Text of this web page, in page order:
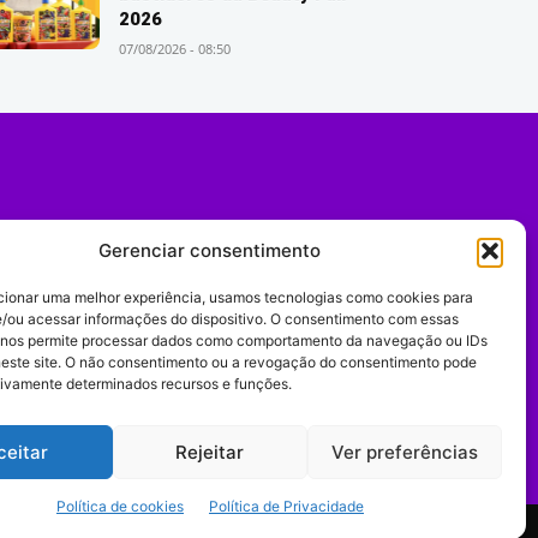
Gerenciar consentimento
uma melhor experiência, usamos tecnologias como cookies para
ou acessar informações do dispositivo. O consentimento com essas
permite processar dados como comportamento da navegação ou IDs
site. O não consentimento ou a revogação do consentimento pode
determinados recursos e funções.
Rejeitar Ver preferências
Política de cookies Política de Privacidade
2026
07/08/2026 - 08:50
digital.